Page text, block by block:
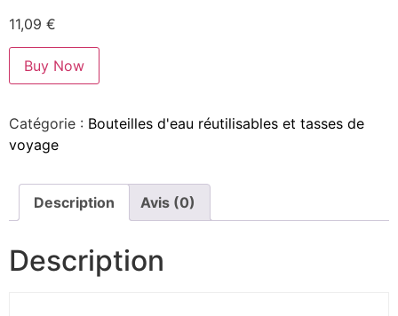
11,09 €
Buy Now
Catégorie : Bouteilles d'eau réutilisables et tasses de
voyage
Description Avis (0)
Description